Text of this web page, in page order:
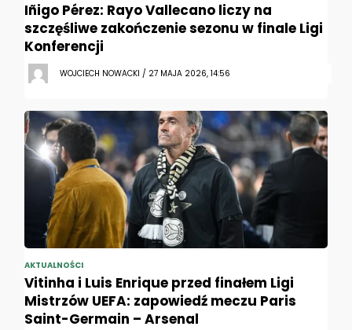
Iñigo Pérez: Rayo Vallecano liczy na
szczęśliwe zakończenie sezonu w finale Ligi
Konferencji
WOJCIECH NOWACKI / 27 MAJA 2026, 14:56
AKTUALNOŚCI
Vitinha i Luis Enrique przed finałem Ligi
Mistrzów UEFA: zapowiedź meczu Paris
Saint-Germain – Arsenal